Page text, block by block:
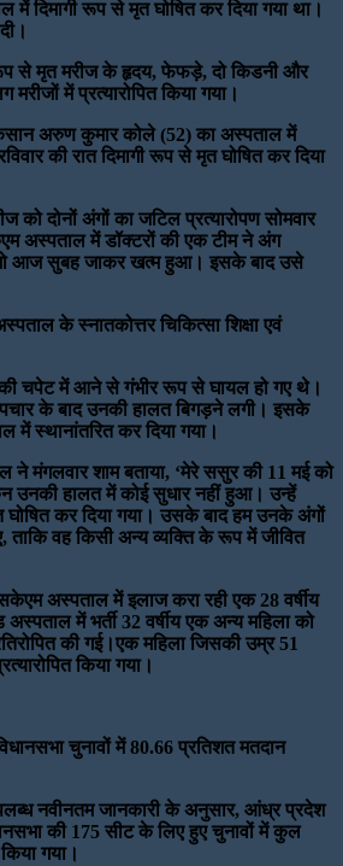
दिमागी रूप से मृत घोषित कर दिया गया था।
रूप से मृत मरीज के हृदय, फेफड़े, दो किडनी और
में प्रत्यारोपित किया गया।
अरुण कुमार कोले (52) का अस्पताल में
की रात दिमागी रूप से मृत घोषित कर दिया
को दोनों अंगों का जटिल प्रत्यारोपण सोमवार
अस्पताल में डॉक्टरों की एक टीम ने अंग
आज सुबह जाकर खत्म हुआ। इसके बाद उसे
के स्नातकोत्तर चिकित्सा शिक्षा एवं
चपेट में आने से गंभीर रूप से घायल हो गए थे।
के बाद उनकी हालत बिगड़ने लगी। इसके
में स्थानांतरित कर दिया गया।
ने मंगलवार शाम बताया, ‘मेरे ससुर की 11 मई को
उनकी हालत में कोई सुधार नहीं हुआ। उन्हें
घोषित कर दिया गया। उसके बाद हम उनके अंगों
ताकि वह किसी अन्य व्यक्ति के रूप में जीवित
अस्पताल में इलाज करा रही एक 28 वर्षीय
में भर्ती 32 वर्षीय एक अन्य महिला को
की गई।एक महिला जिसकी उम्र 51
किया गया।
चुनावों में 80.66 प्रतिशत मतदान
नवीनतम जानकारी के अनुसार, आंध्र प्रदेश
की 175 सीट के लिए हुए चुनावों में कुल
गया।